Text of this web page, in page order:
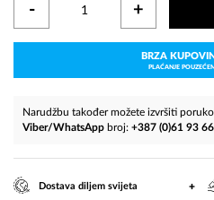
- +
BRZA
PLAĆANJE
Narudžbu također možete izvršiti
Viber/WhatsApp broj: +387 (0)61 93
Dostava diljem svijeta +